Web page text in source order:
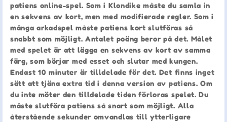
patiens online-spel. Som i Klondike måste du samla in
en sekvens av kort, men med modifierade regler. Som i
många arkadspel måste patiens kort slutföras så
snabbt som möjligt. Antalet poäng beror på det. Målet
med spelet är att lägga en sekvens av kort av samma
färg, som börjar med esset och slutar med kungen.
Endast 10 minuter är tilldelade för det. Det finns inget
sätt att tjäna extra tid i denna version av patiens. Om
du inte möter den tilldelade tiden förloras spelet. Du
måste slutföra patiens så snart som möjligt. Alla
återstående sekunder omvandlas till ytterligare